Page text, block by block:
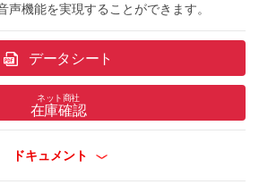
声機能を実現することができます。
データシート
ネット商社
在庫確認
ドキュメント